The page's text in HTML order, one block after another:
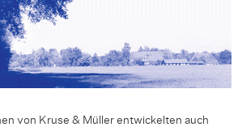
von Kruse & Müller entwickelten auch